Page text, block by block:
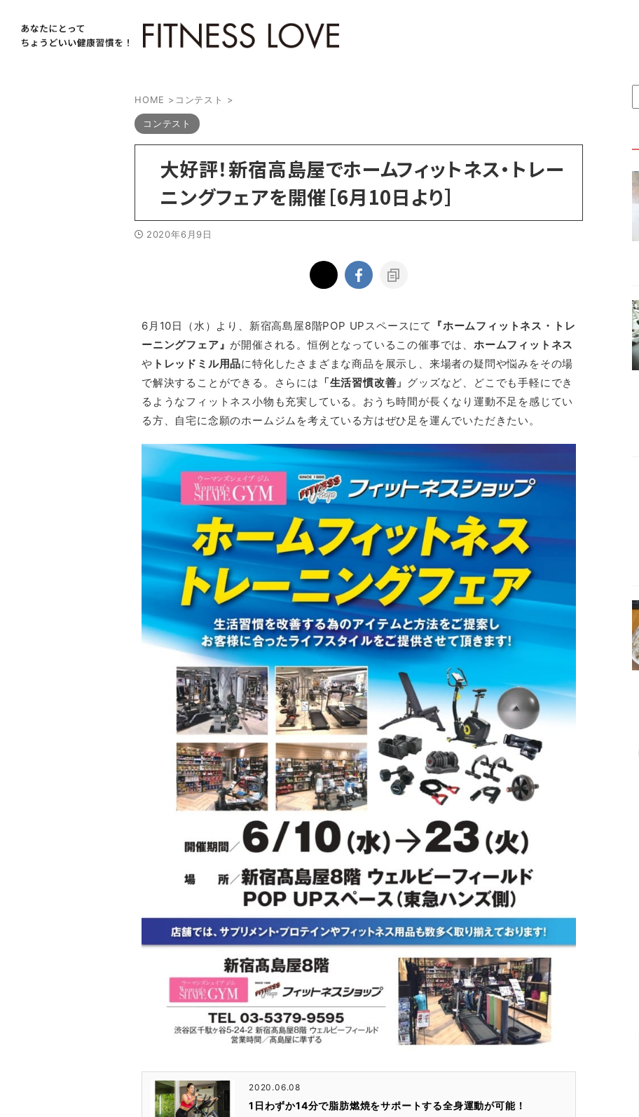
HOME > コンテスト >
コンテスト
大好評！新宿高島屋でホームフィットネス・トレー
ニングフェアを開催［6月10日より］
2020年6月9日
6月10日（水）より、新宿高島屋8階POP UPスペースにて
『ホームフィットネス・トレ
ーニングフェア』 が開催される。恒例となっているこの催事では、ホームフィットネス
や トレッドミル用品に特化したさまざまな商品を展示し、来場者の疑問や悩みをその場
で解決することができる。さらには 「生活習慣改善」 グッズなど、どこでも手軽にでき
るようなフィットネス小物も充実している。おうち時間が長くなり運動不足を感じてい
る方、自宅に念願のホームジムを考えている方はぜひ足を運んでいただきたい。
2020.06.08
1日わずか14分で脂肪燃焼をサポートする全身運動が可能！